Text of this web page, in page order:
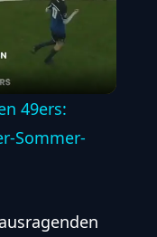
49ers:
Sommer-